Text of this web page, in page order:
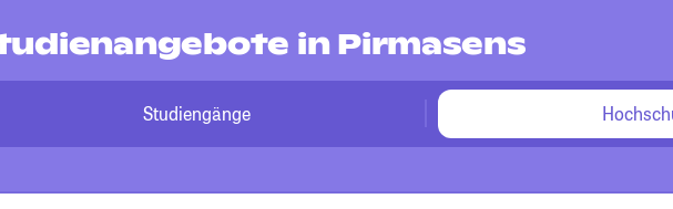
in Pirmasens
Studiengänge